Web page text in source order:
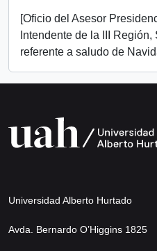
[Oficio del Asesor
Intendente de la III
referente a saludo de
Universidad Alberto Hurtado
Avda. Bernardo O’Higgins 1825